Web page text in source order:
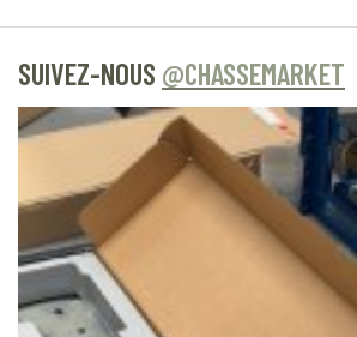
SUIVEZ-NOUS @CHASSEMARKET